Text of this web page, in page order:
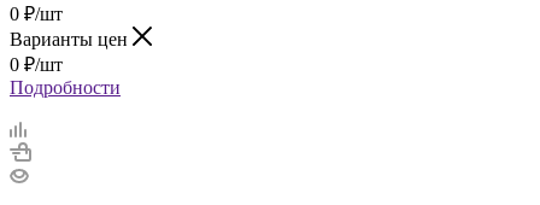
0 ₽/шт
Варианты цен
0 ₽/шт
Подробности